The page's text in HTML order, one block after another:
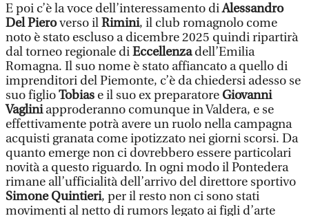
E poi c’è la voce dell’interessamento diAlessandro
Del Pieroverso ilRimini, il club romagnolo come
noto è stato escluso a dicembre 2025 quindi ripartirà
dal torneo regionale diEccellenzadell’Emilia
Romagna. Il suo nome è stato affiancato a quello di
imprenditori del Piemonte, c’è da chiedersi adesso se
suo figlioTobias e il suo ex preparatoreGiovanni
Vagliniapproderanno comunque in Valdera, e se
effettivamente potrà avere un ruolo nella campagna
acquisti granata come ipotizzato nei giorni scorsi. Da
quanto emerge non ci dovrebbero essere particolari
novità a questo riguardo. In ogni modo il Pontedera
rimane all’ufficialità dell’arrivo del direttore sportivo
Simone Quintieri, per il resto non ci sono stati
movimenti al netto di rumors legato ai figli d’arte